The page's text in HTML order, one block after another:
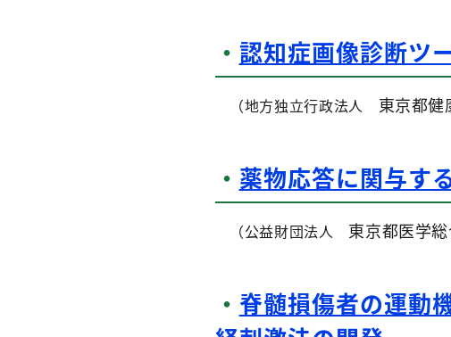
・ 認知症画像診断ツ
（地方独立行政法人 東京都健
・ 薬物応答に関与す
（公益財団法人 東京都医学
・ 脊髄損傷者の運動